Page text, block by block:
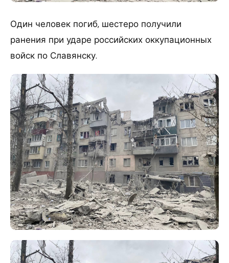
Один человек погиб, шестеро получили
ранения при ударе российских оккупационных
войск по Славянску.